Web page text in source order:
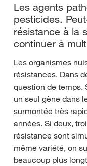
Les agents
pesticides.
résistance à la
continuer à
Les organismes
résistances. Dans
question de temps.
un seul gène dans
surmontée très
années. Si deux,
résistance sont
même variété, on
beaucoup plus